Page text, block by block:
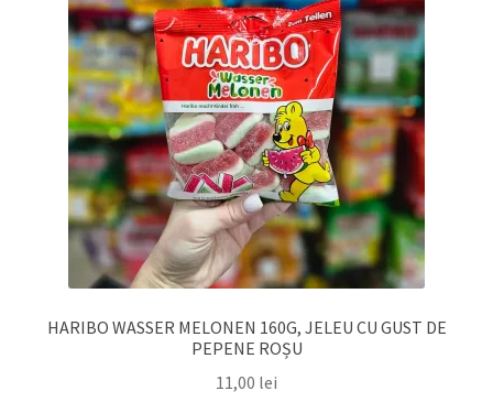
HARIBO WASSER MELONEN 160G, JELEU CU GUST DE
PEPENE ROȘU
11,00 lei